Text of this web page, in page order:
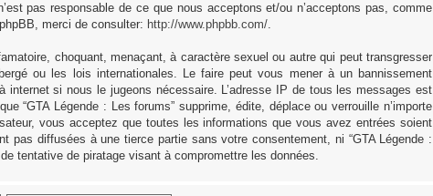
pas responsable de ce que nous acceptons et/ou n’acceptons pas, comme
merci de consulter: http://www.phpbb.com/.
choquant, menaçant, à caractère sexuel ou autre qui peut transgresser
ou les lois internationales. Le faire peut vous mener à un bannissement
si nous le jugeons nécessaire. L’adresse IP de tous les messages est
“GTA Légende : Les forums” supprime, édite, déplace ou verrouille n’importe
vous acceptez que toutes les informations que vous avez entrées soient
diffusées à une tierce partie sans votre consentement, ni “GTA Légende :
tentative de piratage visant à compromettre les données.